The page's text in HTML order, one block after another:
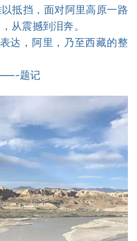
抵挡，面对阿里高原一路
从震撼到泪奔。
，阿里，乃至西藏的整